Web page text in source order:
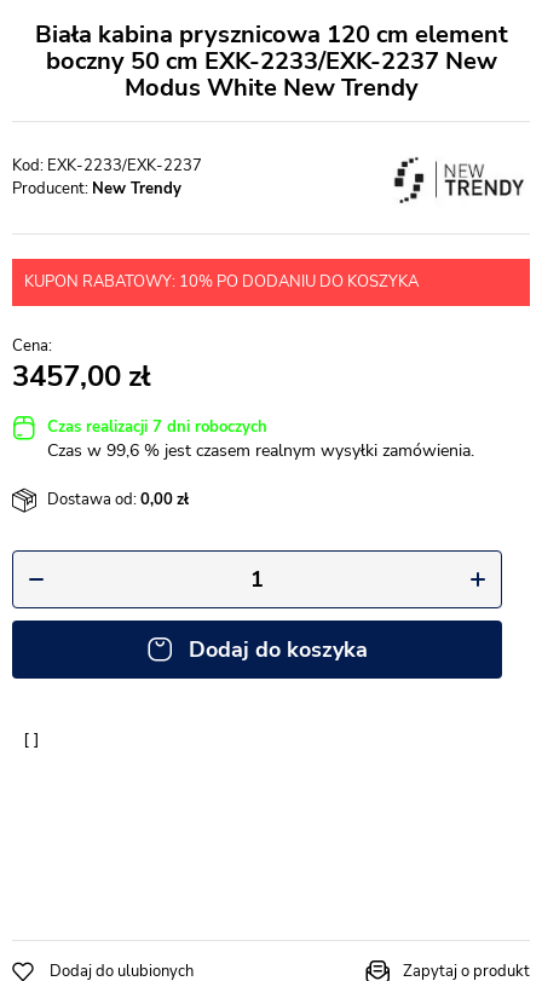
Biała kabina prysznicowa 120 cm element
boczny 50 cm EXK-2233/EXK-2237 New
Modus White New Trendy
EXK-2233/EXK-2237
Producent: New Trendy
KUPON RABATOWY: 10% PO DODANIU DO KOSZYKA
3457,00
Czas realizacji 7 dni roboczych
Czas w 99,6 % jest czasem realnym wysyłki zamówienia.
Dostawa od:0,00
Dodaj do koszyka
Dodaj do ulubionych Zapytaj o produkt